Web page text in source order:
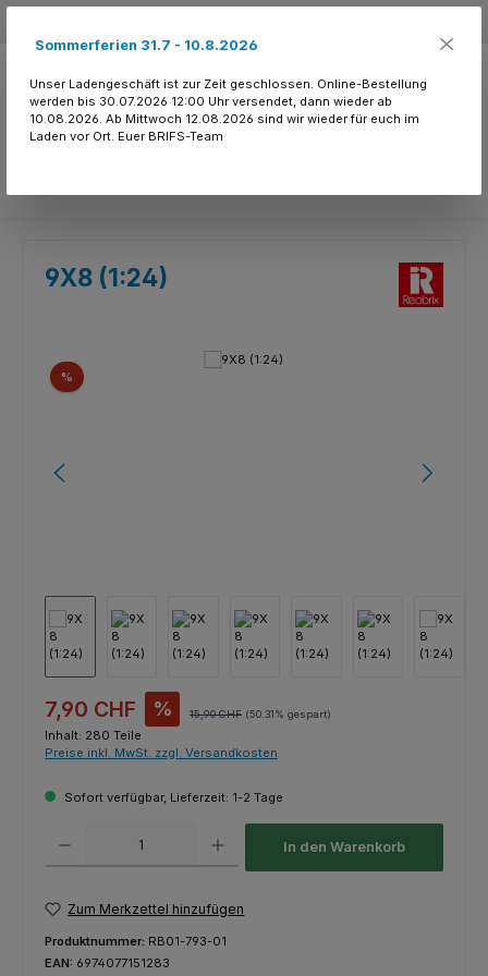
9X8 (1:24)
% Rabatt
Verkaufspreis:
7,90 CHF % Regulärer Preis:
15,90 CHF (50.31% gespart)
Inhalt: 280 Teile
Preise inkl. MwSt. zzgl. Versandkosten
Sofort verfügbar, Lieferzeit: 1-2 Tage
In den Warenkorb
Zum Merkzettel hinzufügen
Produktnummer: RB01-793-01
EAN: 6974077151283
Sommerferien 31.7 - 10.8.2026
Unser Ladengeschäft ist zur Zeit geschlossen. Online-Bestellung
werden bis 30.07.2026 12:00 Uhr versendet, dann wieder ab
10.08.2026. Ab Mittwoch 12.08.2026 sind wir wieder für euch im
Laden vor Ort. Euer BRIFS-Team